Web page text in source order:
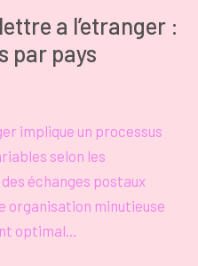
a l’etranger :
par pays
implique un processus
selon les
échanges postaux
organisation minutieuse
optimal…